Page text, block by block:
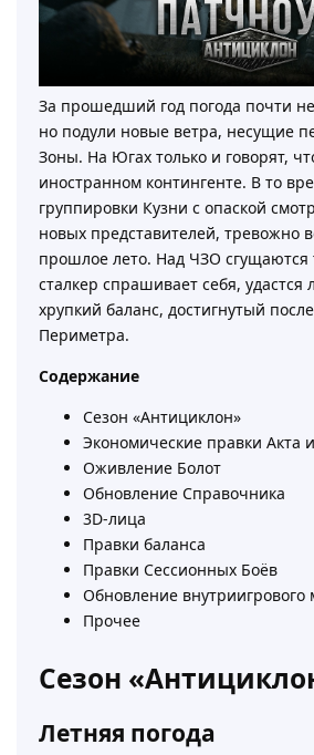
За прошедший год погода почти
но подули новые ветра, несущие
Зоны. На Югах только и говорят,
иностранном контингенте. В то
группировки Кузни с опаской
новых представителей, тревожно
прошлое лето. Над ЧЗО сгущаются
сталкер спрашивает себя, удастся
хрупкий баланс, достигнутый
Периметра.
Содержание
Сезон «Антициклон»
Экономические правки Акта
Оживление Болот
Обновление Справочника
3D-лица
Правки баланса
Правки Сессионных Боёв
Обновление внутриигрового
Прочее
Сезон
Летняя погода